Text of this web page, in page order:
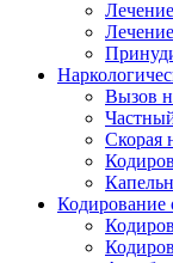
Вызов
Скорая
Кодирование